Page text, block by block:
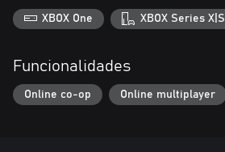
XBOX One XBOX Series X|S
Funcionalidades
Online co-op Online multiplayer